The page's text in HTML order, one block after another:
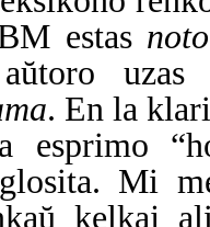
estas
. En la
esprimo
glosita. Mi
kelkaj